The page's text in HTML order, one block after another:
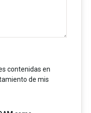
contenidas en
de mis